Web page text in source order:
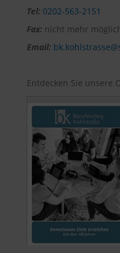
Tel: 0202-563-2151
Fax:nicht mehr
Email:
Entdecken Sie unsere